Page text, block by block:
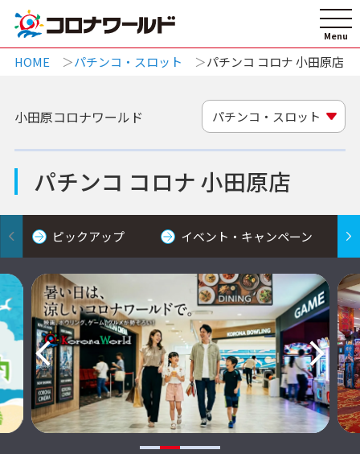
HOME パチンコ・スロット パチンコ コロナ 小田原店
パチンコ コロナ 小田原店
小田原コロナワールド パチンコ・スロット
ピックアップ イベント・キャンペーン